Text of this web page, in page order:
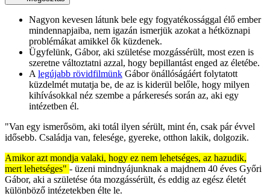
Nagyon kevesen látunk bele egy fogyatékossággal élő ember
mindennapjaiba, nem igazán ismerjük azokat a hétköznapi
problémákat amikkel ők küzdenek.
Ügyfelünk, Gábor, aki születése mozgássérült, most ezen is
szeretne változtatni azzal, hogy bepillantást enged az életébe.
A legújabb rövidfilmünk Gábor önállóságáért folytatott
küzdelmét mutatja be, de az is kiderül belőle, hogy milyen
kihívásokkal néz szembe a párkeresés során az, aki egy
intézetben él.
"Van egy ismerősöm, aki totál ilyen sérült, mint én, csak pár évvel
idősebb. Családja van, felesége, gyereke, otthon lakik, dolgozik.
Amikor azt mondja valaki, hogy ez nem lehetséges, az hazudik,
mert lehetséges" - üzeni mindnyájunknak a majdnem 40 éves Győri
Gábor, aki a születése óta mozgássérült, és eddig az egész életét
különböző intézetekben élte le.